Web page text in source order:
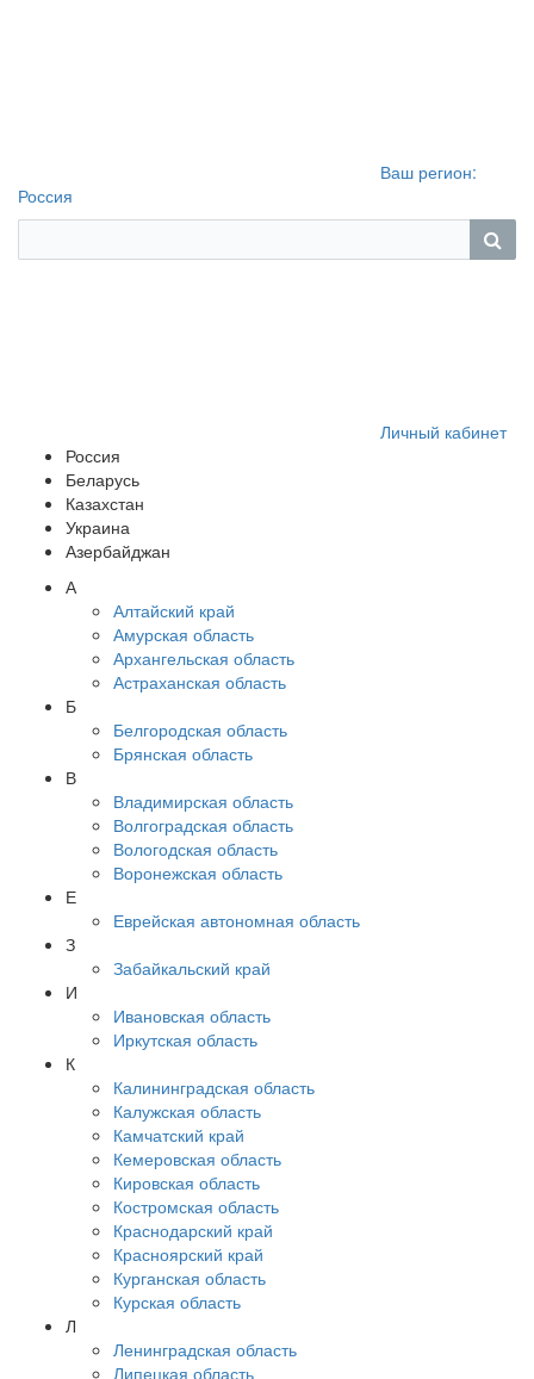
Ваш регион:
Россия
Личный кабинет
Россия
Беларусь
Казахстан
Украина
Азербайджан
А
Алтайский край
Амурская область
Архангельская область
Астраханская область
Б
Белгородская область
Брянская область
В
Владимирская область
Волгоградская область
Вологодская область
Воронежская область
Е
Еврейская автономная область
З
Забайкальский край
И
Ивановская область
Иркутская область
К
Калининградская область
Калужская область
Камчатский край
Кемеровская область
Кировская область
Костромская область
Краснодарский край
Красноярский край
Курганская область
Курская область
Л
Ленинградская область
Липецкая область